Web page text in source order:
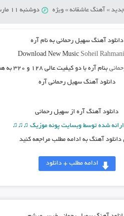
» آهنگ عاشقانه» ویژه دوشنبه 11 مارس 2019
دانلود آهنگ سهیل رحمانی به نام آره
Download New Music Soheil Rahmani
بنام آرهبا دو کیفیت عالی ۱۲۸ و ۳۲۰ به همراه متن آهنگ
دانلود آهنگ سهیل رحمانی آره
دانلود آهنگآره از سهیل رحمانی
شده توسط وبسایت پونه موزیک ♫♫♫
دانلود آهنگ به ادامه مطلب مراجعه کنید
ادامه مطلب + دانلود